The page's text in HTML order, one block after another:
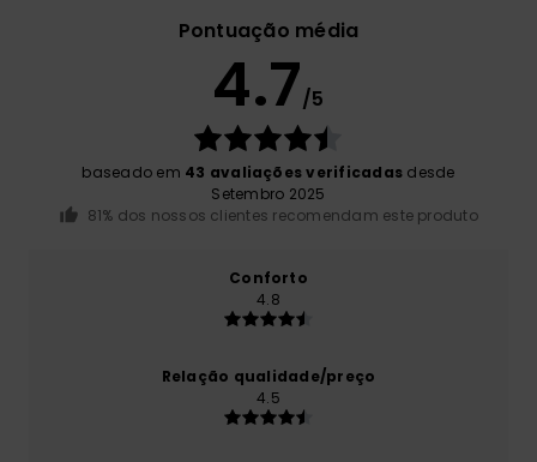
Pontuação média
4.7/5
baseado em 43 avaliações verificadas desde
Setembro 2025
81% dos nossos clientes recomendam este produto
Conforto
4.8
Relação qualidade/preço
4.5